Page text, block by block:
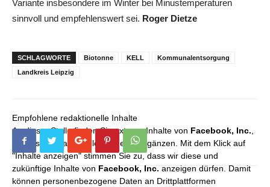
Variante insbesondere im Winter bei Minustemperaturen
sinnvoll und empfehlenswert sei. Roger Dietze
SCHLAGWORTE Biotonne KELL
Kommunalentsorgung
Landkreis Leipzig
Empfohlene redaktionelle Inhalte
An dieser Stelle finden Sie externe Inhalte von Facebook, Inc.,
die unser redaktionelles Angebot ergänzen. Mit dem Klick auf
"Inhalte anzeigen" stimmen Sie zu, dass wir diese und
zukünftige Inhalte von Facebook, Inc. anzeigen dürfen. Damit
können personenbezogene Daten an Drittplattformen